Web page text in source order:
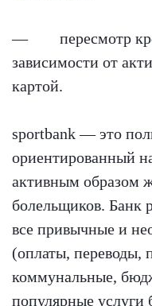
— пересмотр
зависимости от
картой.
sportbank — это
ориентированный
активным образом
болельщиков. Банк
все привычные и
(оплаты, переводы,
коммунальные,
популярные